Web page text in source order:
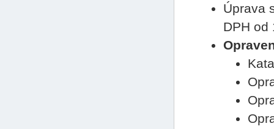
Úprava
DPH od